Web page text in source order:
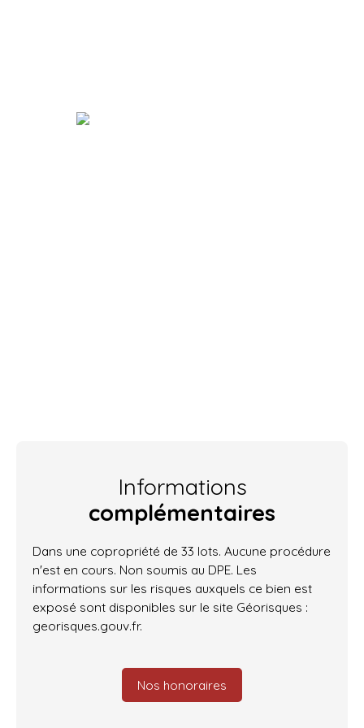
Informations
complémentaires
Dans une copropriété de 33 lots. Aucune procédure
n'est en cours. Non soumis au DPE. Les
informations sur les risques auxquels ce bien est
exposé sont disponibles sur le site Géorisques :
georisques.gouv.fr.
Nos honoraires